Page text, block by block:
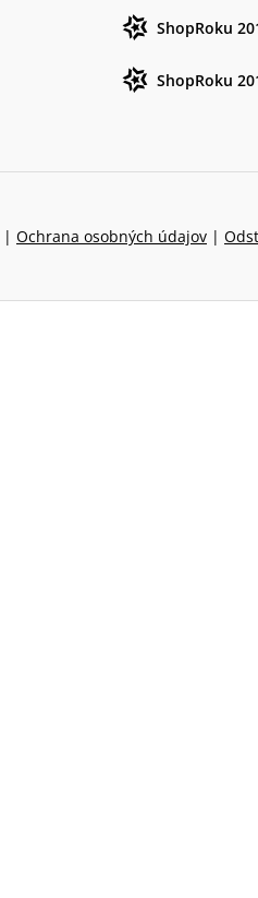
ShopRoku
ShopRoku
| Ochrana osobných údajov |